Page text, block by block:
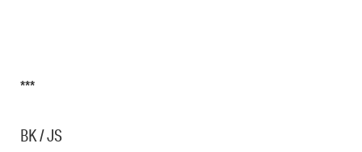
***
BK / JS